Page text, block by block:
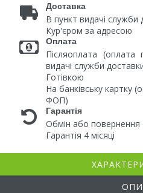
Доставка
В пункт видачі служби
Кур'єром за адресою
Оплата
Післяоплата (оплата
видачі служби
Готівкою
На банківську картку
ФОП)
Гарантія
Обмін або повернення
Гарантія 4 місяці